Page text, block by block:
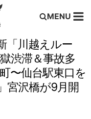
MENU
「川越えルー
渋滞＆事故多
〜仙台駅東口を
宮沢橋が9月開